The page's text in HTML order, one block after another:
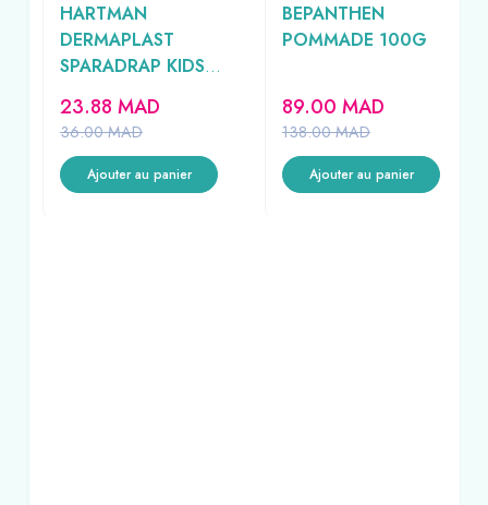
HARTMAN
DERMAPLAST
SPARADRAP KIDS
20UNITES
36.00MAD
23.88 MAD
Ajouter au panier
BEPANTHEN
POMMADE 100G
138.00MAD
89.00 MAD
Ajouter au panier